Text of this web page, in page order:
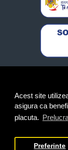
Acest site
asigura ca
placuta.
Preferinte
Proiect cofinanțat UE –
Copyright
CUI: